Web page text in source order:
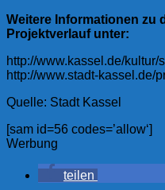
Weitere Informationen zu
Projektverlauf unter:
http://www.kassel.de/
http://www.stadt-kassel.de/
Quelle: Stadt Kassel
[sam id=56 codes=’allow‘]
Werbung
teilen